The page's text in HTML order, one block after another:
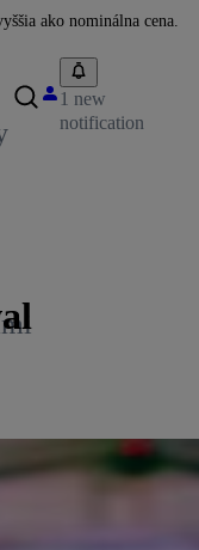
ako nominálna cena.
1 new
notification